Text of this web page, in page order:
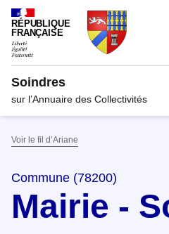
RÉPUBLIQUE
FRANÇAISE
Soindres
sur l’Annuaire des Collectivités
Voir le fil d’Ariane
Commune (78200)
Mairie -